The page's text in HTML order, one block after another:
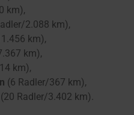
km),
2.088 km),
km),
km),
km),
(6 Radler/367 km),
(20 Radler/3.402 km).